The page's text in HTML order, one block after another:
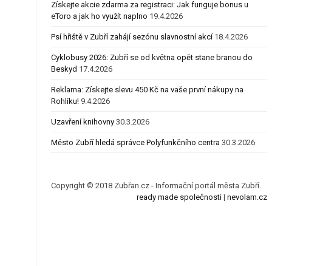
Získejte akcie zdarma za registraci: Jak funguje bonus u
eToro a jak ho využít naplno 19.4.2026
Psí hřiště v Zubří zahájí sezónu slavnostní akcí 18.4.2026
Cyklobusy 2026: Zubří se od května opět stane branou do
Beskyd 17.4.2026
Reklama: Získejte slevu 450 Kč na vaše první nákupy na
Rohlíku! 9.4.2026
Uzavření knihovny 30.3.2026
Město Zubří hledá správce Polyfunkčního centra 30.3.2026
Copyright © 2018 Zubřan.cz - Informační portál města Zubří.
ready made společnosti| nevolam.cz